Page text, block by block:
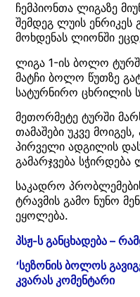
ჩემპიონთა ლიგაზე
შემდეგ ლუის ენრიკეს
მოხდენას ლიონში
ლიგა 1-ის ბოლო
მატჩი ბოლო წუთზე
სატურნირო ცხრილის
მეთორმეტე ტურში
თამაშები უკვე
პირველი ადგილის
გამარჯვება
საკადრო
ტრავმის გამო ნუნო
ეყოლება.
პსჟ-ს განცხადება –
‘სეზონის ბოლოს
კვარას კომენტარი